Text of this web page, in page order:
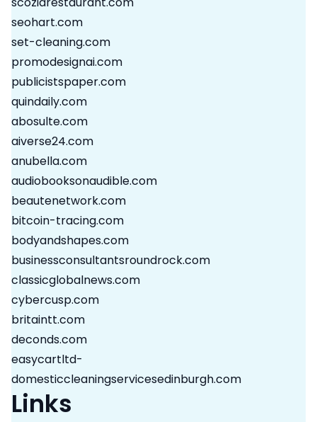
seohart.com
set-cleaning.com
promodesignai.com
publicistspaper.com
quindaily.com
abosulte.com
aiverse24.com
anubella.com
audiobooksonaudible.com
beautenetwork.com
bitcoin-tracing.com
bodyandshapes.com
businessconsultantsroundrock.com
classicglobalnews.com
cybercusp.com
britaintt.com
deconds.com
easycartltd-
domesticcleaningservicesedinburgh.com
Links